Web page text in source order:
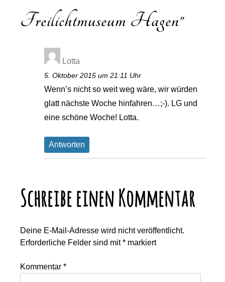
Freilichtmuseum Hagen”
Lotta
5. Oktober 2015 um 21:11 Uhr
Wenn’s nicht so weit weg wäre, wir würden
glatt nächste Woche hinfahren…;-). LG und
eine schöne Woche! Lotta.
Antworten
Schreibe einen Kommentar
Deine E-Mail-Adresse wird nicht veröffentlicht.
Erforderliche Felder sind mit* markiert
Kommentar*